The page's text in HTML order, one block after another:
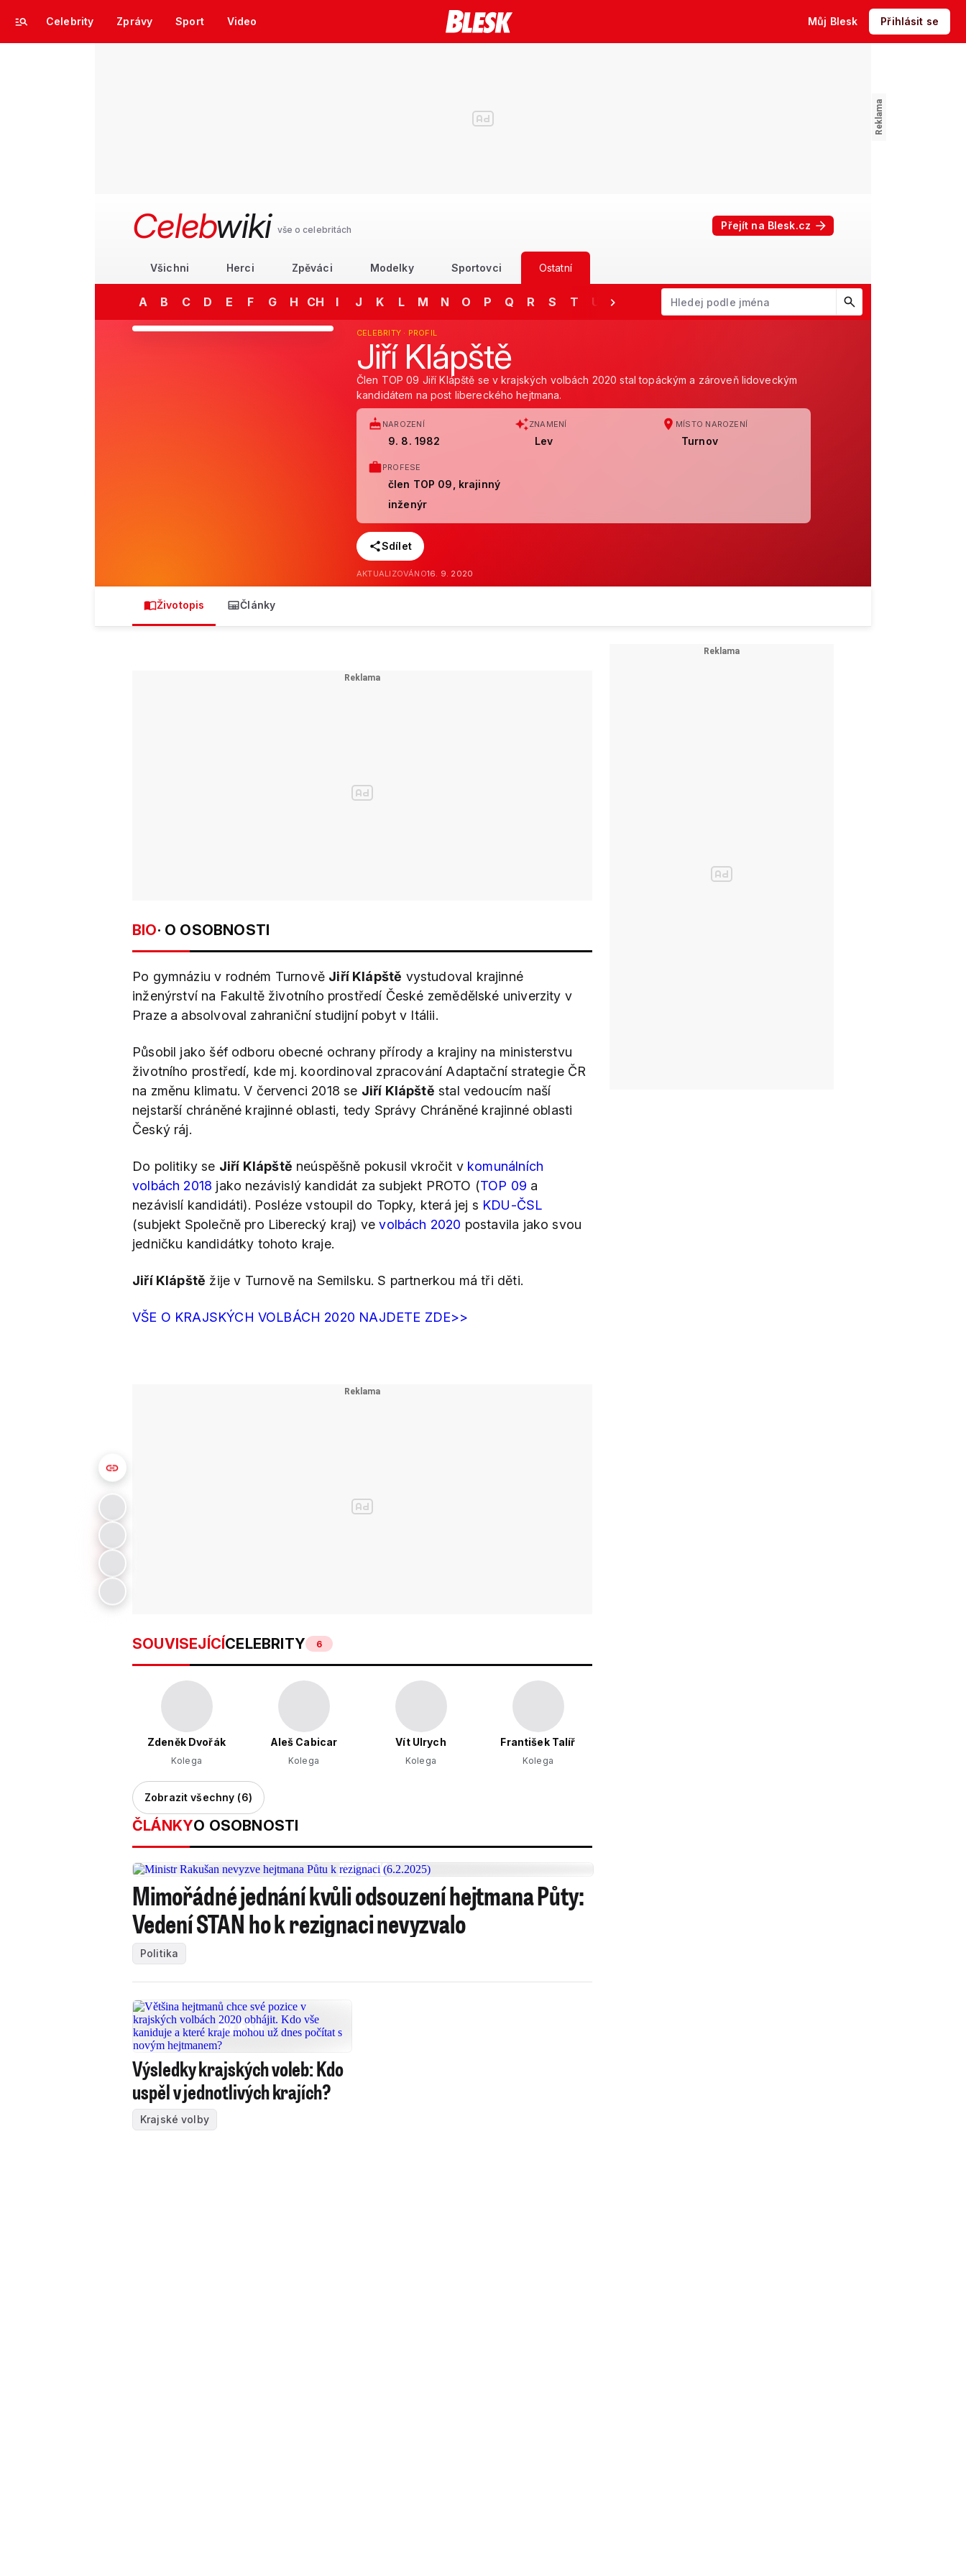
Celebrity Zprávy Sport Video Můj Blesk Přihlásit se
Celebwiki vše o celebritách Přejít na Blesk.cz
Všichni Herci Zpěváci Modelky Sportovci Ostatní
A B C D E F G H CH I J K L M N O P Q R S T U V Y Z
Začněte psát jméno. Šipkami dolů a nahoru procházejte návrhy,
CELEBRITY · PROFIL
Jiří Klápště
Člen TOP 09 Jiří Klápště se v krajských volbách 2020 stal topáckým a zároveň lidoveckým
kandidátem na post libereckého hejtmana.
NAROZENÍ
9. 8. 1982
ZNAMENÍ
Lev
MÍSTO NAROZENÍ
Turnov
PROFESE
člen TOP 09, krajinný
inženýr
Sdílet
AKTUALIZOVÁNO16. 9. 2020
Životopis Články
BIO· O OSOBNOSTI
Po gymnáziu v rodném Turnově Jiří Klápště vystudoval krajinné
inženýrství na Fakultě životního prostředí České zemědělské univerzity v
Praze a absolvoval zahraniční studijní pobyt v Itálii.
Působil jako šéf odboru obecné ochrany přírody a krajiny na ministerstvu
životního prostředí, kde mj. koordinoval zpracování Adaptační strategie ČR
na změnu klimatu. V červenci 2018 se Jiří Klápště stal vedoucím naší
nejstarší chráněné krajinné oblasti, tedy Správy Chráněné krajinné oblasti
Český ráj.
Do politiky se Jiří Klápště neúspěšně pokusil vkročit v komunálních
volbách 2018 jako nezávislý kandidát za subjekt PROTO (TOP 09 a
nezávislí kandidáti). Posléze vstoupil do Topky, která jej s KDU-ČSL
(subjekt Společně pro Liberecký kraj) vevolbách 2020 postavila jako svou
jedničku kandidátky tohoto kraje.
Jiří Klápště žije v Turnově na Semilsku. S partnerkou má tři děti.
VŠE O KRAJSKÝCH VOLBÁCH 2020 NAJDETE ZDE>>
SOUVISEJÍCÍCELEBRITY 6
Zdeněk Dvořák
Kolega
Aleš Cabicar
Kolega
Vít Ulrych
Kolega
František Talíř
Kolega
Zobrazit všechny (6)
ČLÁNKYO OSOBNOSTI
Mimořádné jednání kvůli odsouzení hejtmana Půty:
Vedení STAN ho k rezignaci nevyzvalo
Politika
Výsledky krajských voleb: Kdo
uspěl v jednotlivých krajích?
Krajské volby